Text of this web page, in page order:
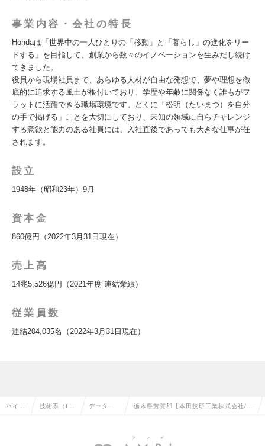
事業内容・会社の特長
Hondaは「世界中の一人ひとりの「移動」と「暮らし」の進化をリー
ドする」を目指して、創業から数々のイノベーションを生みだし続け
てきました。
役員から現場社員まで、あらゆる人材が自由な発想で、夢や理想を徹
底的に追求する風土が根付いており、学歴や年齢に関係なく誰もがフ
ラットに活躍できる職場環境です。とくに「松明（たいまつ）を自分
の手で掲げる」ことを大切にしており、未知の領域に自らチャレンジ
する意欲と能力のある社員には、入社直後であっても大きな仕事が任
されます。
設立
1948年（昭和23年）9月
資本金
860億円（2022年3月31日現在）
売上高
14兆5,526億円（2021年度 連結業績）
従業員数
連結204,035名（2022年3月31日現在）
ハイク 技術系（I データサ
ィストの
栃木県芳賀郡【本田技研工業株式会社/未
見を活かして品質最適化の求人情報